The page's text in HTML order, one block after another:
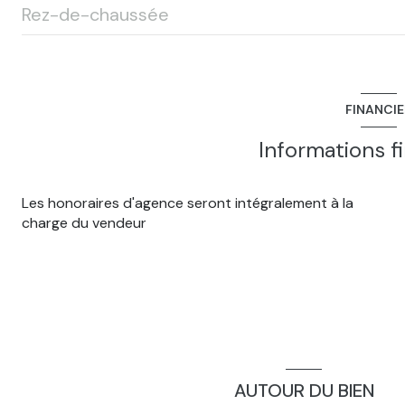
Rez-de-chaussée
dégagement
Informations
Les honoraires d'agence seront intégralement à la
charge du vendeur
AUTOUR DU BIEN